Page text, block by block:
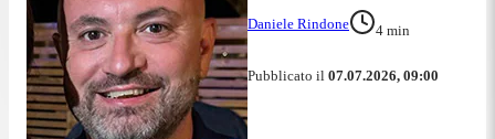
Daniele Rindone 4 min
Pubblicato il 07.07.2026, 09:00